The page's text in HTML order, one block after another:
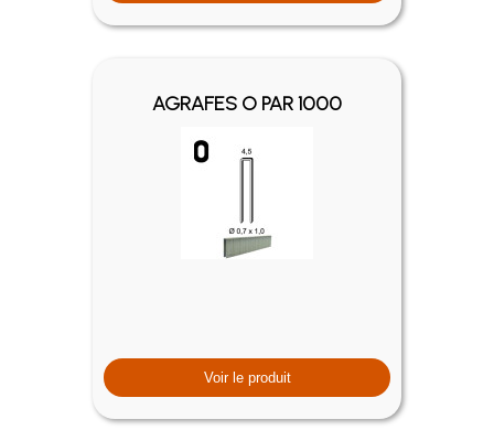
AGRAFES O PAR 1000
Voir le produit